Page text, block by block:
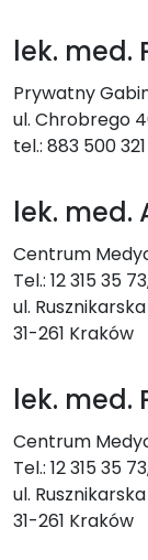
lek. med.
Prywatny
ul. Chrobrego
tel.: 883 500 321
lek. med.
Centrum
Tel.: 12 315 35
ul. Rusznikarska
31-261 Kraków
lek. med.
Centrum
Tel.: 12 315 35
ul. Rusznikarska
31-261 Kraków